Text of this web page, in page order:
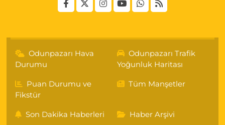
Odunpazarı Hava
Durumu
Odunpazarı Trafik
Yoğunluk Haritası
Puan Durumu ve
Fikstür
Tüm Manşetler
Son Dakika Haberleri Haber Arşivi